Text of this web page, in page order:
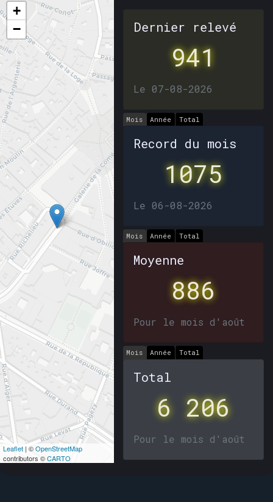
+
−
Leaflet | ©OpenStreetMap
contributors ©CARTO
Dernier relevé
941
Le 07-08-2026
Mois Année Total
Record du mois
1075
Le 06-08-2026
Mois Année Total
Moyenne
886
Pour le mois d'août
Mois Année Total
Total
6 206
Pour le mois d'août